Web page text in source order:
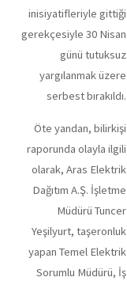
inisiyatifleriyle gittiği
gerekçesiyle 30 Nisan
günü tutuksuz
yargılanmak üzere
serbest bırakıldı.
Öte yandan, bilirkişi
raporunda olayla ilgili
olarak, Aras Elektrik
Dağıtım A.Ş. İşletme
Müdürü Tuncer
Yeşilyurt, taşeronluk
yapan Temel Elektrik
Sorumlu Müdürü, İş